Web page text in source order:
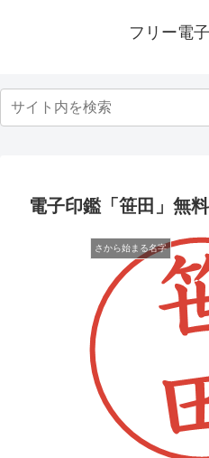
フリー電
電子印鑑「笹田」無
さから始まる名字